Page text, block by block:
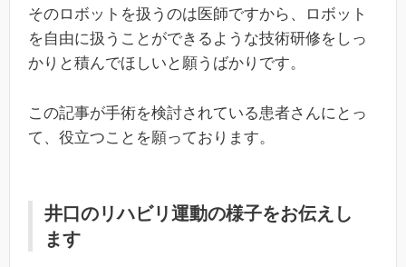
そのロボットを扱うのは医師ですから、ロボット
を自由に扱うことができるような技術研修をしっ
かりと積んでほしいと願うばかりです。
この記事が手術を検討されている患者さんにとっ
て、役立つことを願っております。
井口のリハビリ運動の様子をお伝えし
ます